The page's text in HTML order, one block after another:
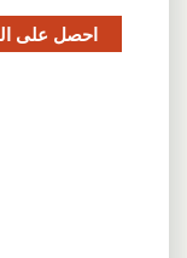
احصل على